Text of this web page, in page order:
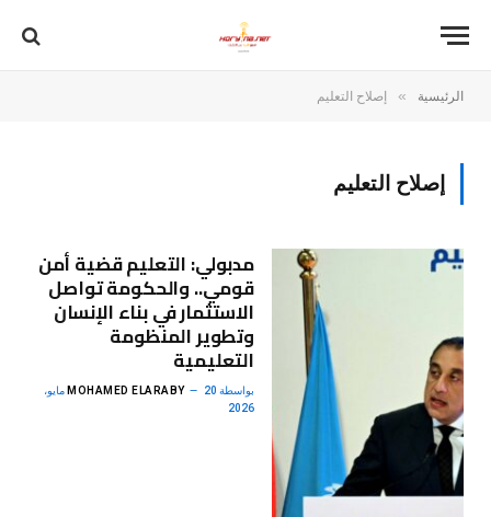
الرئيسية » إصلاح التعليم
إصلاح التعليم
مدبولي: التعليم قضية أمن
قومي.. والحكومة تواصل
الاستثمار في بناء الإنسان
وتطوير المنظومة
التعليمية
بواسطة MOHAMED ELARABY 20 مايو،
2026